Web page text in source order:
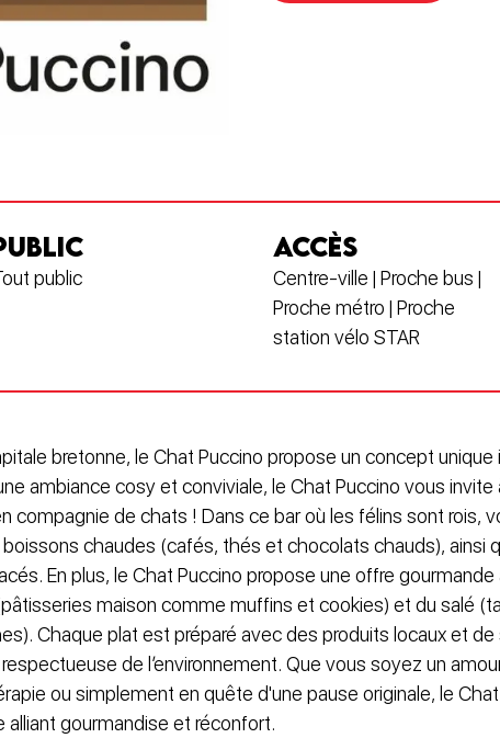
public
ACCÈS
Centre-ville | Proche bus |
Proche métro | Proche
station vélo STAR
bretonne, le Chat Puccino propose un concept unique
ambiance cosy et conviviale, le Chat Puccino vous invite
compagnie de chats ! Dans ce bar où les félins sont rois,
chaudes (cafés, thés et chocolats chauds), ainsi
En plus, le Chat Puccino propose une offre
maison comme muffins et cookies) et du salé
Chaque plat est préparé avec des produits locaux et de
de l’environnement. Que vous soyez un
ou simplement en quête d'une pause originale, le
alliant gourmandise et réconfort.